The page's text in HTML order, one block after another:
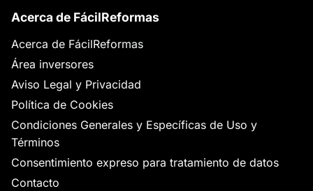
Acerca de FácilReformas
Acerca de FácilReformas
Área inversores
Aviso Legal y Privacidad
Política de Cookies
Condiciones Generales y Específicas de Uso y
Términos
Consentimiento expreso para tratamiento de datos
Contacto